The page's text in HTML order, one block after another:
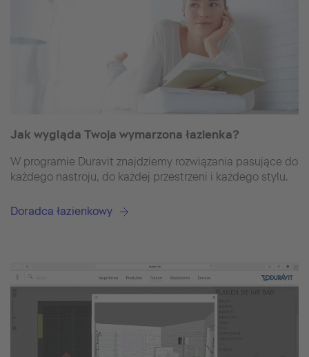
Jak wygląda Twoja wymarzona łazienka?
W programie Duravit znajdziemy rozwiązania pasujące do
każdego nastroju, do każdej przestrzeni i każdego stylu.
Doradca łazienkowy